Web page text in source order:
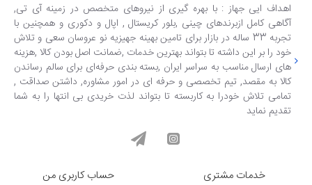
اهداف ایی جهاز : با بهره گیری از نیروهای متخصص در زمینه آی تی,
آگاهی کامل ازبرندهای چینی ,بلور کریستال , اپال و دکوری و همچنین با
تجربه 33 ساله در بازار برای تامین بهینه جهیزیه نو عروسان سعی و تلاش
خود را بر این داشته تا بتواند بهترین خدمات ,ضمانت اصل بودن کالا ,هزینه
های ارسال مناسب به سراسر ایران ,بسته بندی حرفه‌ای برای سالم رساندن
کالا به مقصد, تیم تخصصی و حرفه ای در امور مشاوره, داشتن صداقت ,
تمامی تلاش خودرا به کاربسته تا بتواند لذت خریدی بی انتها را به شما
تقدیم نماید
خدمات مشتری حساب کاربری من